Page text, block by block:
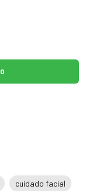
cuidado facial